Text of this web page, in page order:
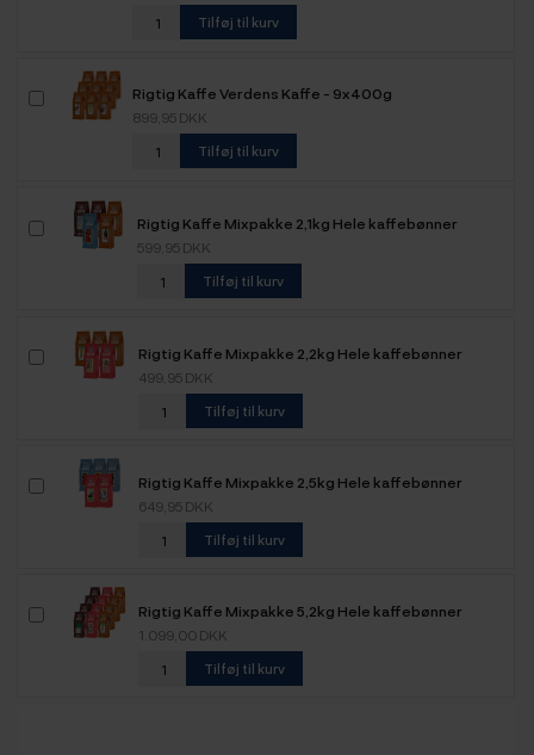
Tilføj til kurv
Rigtig Kaffe Verdens Kaffe - 9x400g
899,95 DKK
Tilføj til kurv
Rigtig Kaffe Mixpakke 2,1kg Hele kaffebønner
599,95 DKK
Tilføj til kurv
Rigtig Kaffe Mixpakke 2,2kg Hele kaffebønner
499,95 DKK
Tilføj til kurv
Rigtig Kaffe Mixpakke 2,5kg Hele kaffebønner
649,95 DKK
Tilføj til kurv
Rigtig Kaffe Mixpakke 5,2kg Hele kaffebønner
1.099,00 DKK
Tilføj til kurv